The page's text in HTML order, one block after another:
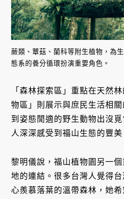
蕨類、蕈菇、蘭科等附生植物，為
態系的養分循環扮演重要角色。
「森林探索區」重點在天然
物區」則展示與庶民生活相
到姿態閒適的野生動物出沒
人深深感受到福山生態的豐美
黎明儀說，福山植物園另一
地的連結。很多台灣人覺得
心羨慕落葉的溫帶森林，她